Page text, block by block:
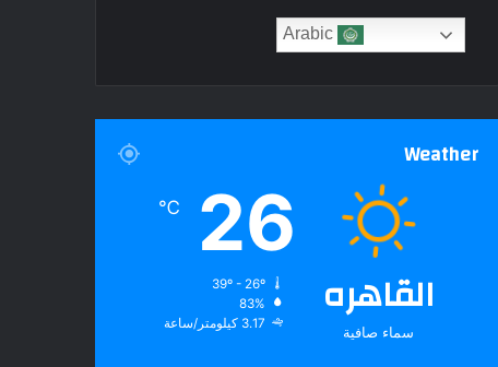
Arabic
Weather
القاهره
سماء صافية
26
℃
83%
3.17 كيلومتر/ساعة